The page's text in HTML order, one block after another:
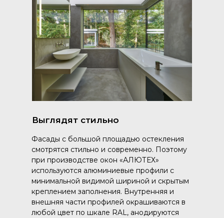
Выглядят стильно
Фасады с большой площадью остекления
смотрятся стильно и современно. Поэтому
при производстве окон «АЛЮТЕХ»
используются алюминиевые профили с
минимальной видимой шириной и скрытым
креплением заполнения. Внутренняя и
внешняя части профилей окрашиваются в
любой цвет по шкале RAL, анодируются